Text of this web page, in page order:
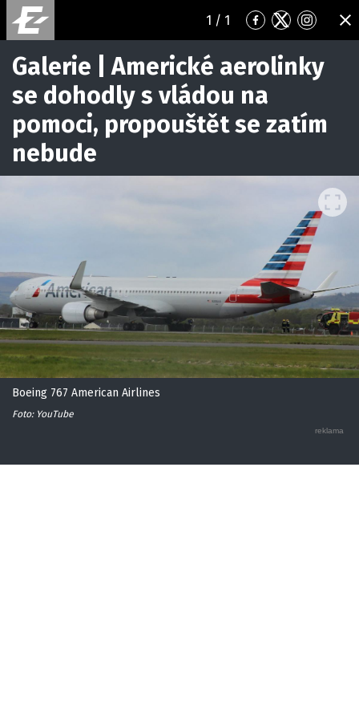
1 / 1
Přejít
na
Facebook
Přejít
na
Twitter
Přejít
na
Galerie | Americké aerolinky
se dohodly s vládou na
pomoci, propouštět se zatím
nebude
Boeing 767 American Airlines
Foto: YouTube